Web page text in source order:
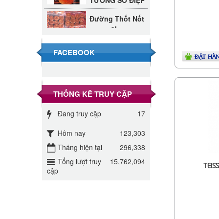
ĐẶT
Đường Thốt Nốt
1kg
40.000 VND
Đường phèn hạt
Long An 500g
Đường phèn
Long An bao
295.000 VND
Đường mía thiên
nhiên Biên Hòa
gói 1kg
32.000 VND
ĐƯỜNG SẠCH
FACEBOOK
THỐNG KÊ TRUY CẬP
Đang truy cập
17
Hôm nay
123,303
Tháng hiện tại
296,338
Tổng lượt truy
cập
15,762,094